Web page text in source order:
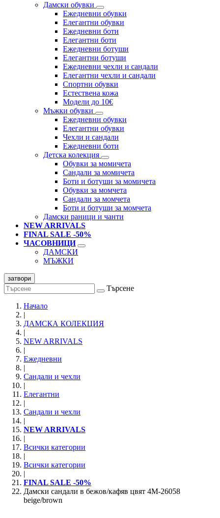
Дамски обувки
Eжедневни обувки
Eлегантни обувки
Eжедневни боти
Eлегантни боти
Eжедневни ботуши
Eлегантни ботуши
Ежедневни чехли и сандали
Елегантни чехли и сандали
Спортни обувки
Естествена кожа
Модели до 10€
Мъжки обувки
Ежедневни обувки
Елегантни обувки
Чехли и сандали
Ежедневни боти
Детска колекция
Обувки за момичета
Сандали за момичета
Боти и ботуши за момичета
Обувки за момчета
Сандали за момчета
Боти и ботуши за момчета
Дамски раници и чанти
NEW ARRIVALS
FINAL SALE -50%
ЧАСОВНИЦИ
ДАМСКИ
МЪЖКИ
затвори
Търсене
Начало
|
ДАМСКА КОЛЕКЦИЯ
|
NEW ARRIVALS
|
Ежедневни
|
Сандали и чехли
|
Елегантни
|
Сандали и чехли
|
NEW ARRIVALS
|
Всички категории
|
Всички категории
|
FINAL SALE -50%
Дамски сандали в бежов/кафяв цвят 4M-26058
beige/brown